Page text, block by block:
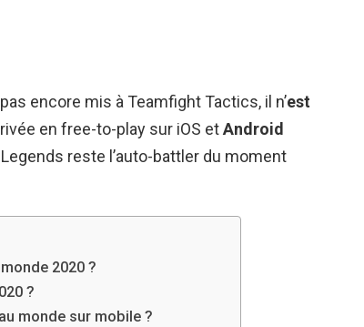
encore mis à Teamfight Tactics, il n’est
en free-to-play sur iOS etAndroid
reste l’auto-battler du moment
2020 ?
?
monde sur mobile ?